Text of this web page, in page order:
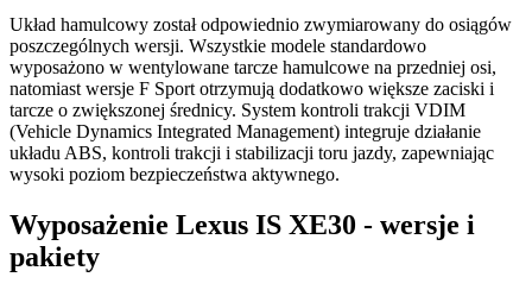
Układ hamulcowy został odpowiednio zwymiarowany do osiągów
poszczególnych wersji. Wszystkie modele standardowo
wyposażono w wentylowane tarcze hamulcowe na przedniej osi,
natomiast wersje F Sport otrzymują dodatkowo większe zaciski i
tarcze o zwiększonej średnicy. System kontroli trakcji VDIM
(Vehicle Dynamics Integrated Management) integruje działanie
układu ABS, kontroli trakcji i stabilizacji toru jazdy, zapewniając
wysoki poziom bezpieczeństwa aktywnego.
Wyposażenie Lexus IS XE30 - wersje i
pakiety